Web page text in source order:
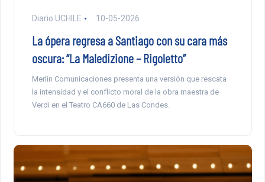
Diario UCHILE 10-05-2026
La ópera regresa a Santiago con su cara más
oscura: “La Maledizione – Rigoletto”
Merlín Comunicaciones presenta una versión que rescata
la intensidad y el conflicto moral de la obra maestra de
Verdi en el Teatro CA660 de Las Condes.